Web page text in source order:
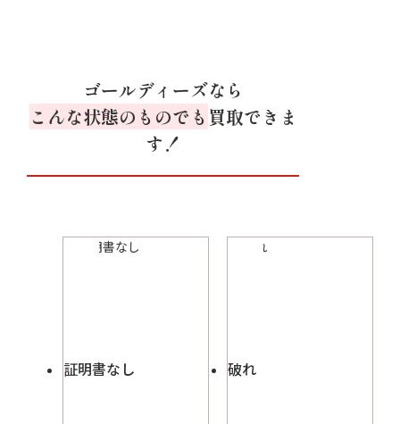
ゴールディーズなら
こんな状態のものでも 買取できま
す！
証明書なし 破れ